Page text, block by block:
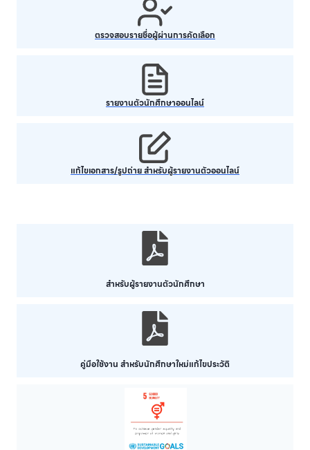
ตรวจสอบรายชื่อผู้ผ่านการคัดเลือก
รายงานตัวนักศึกษาออนไลน์
แก้ไขเอกสาร/รูปถ่าย สำหรับผู้รายงานตัวออนไลน์
สำหรับผู้รายงานตัวนักศึกษา
คู่มือใช้งาน สำหรับนักศึกษาใหม่แก้ไขประวัติ